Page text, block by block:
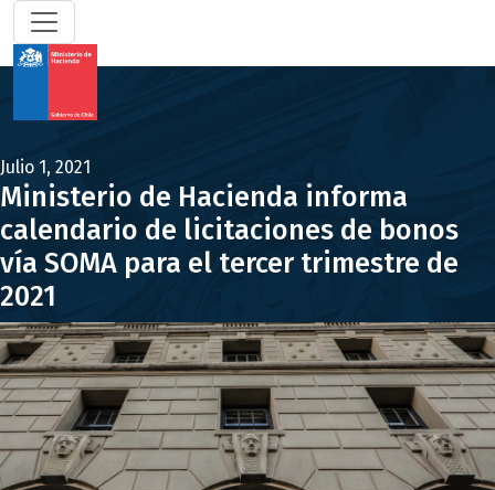
Julio 1, 2021
Ministerio de Hacienda informa
calendario de licitaciones de bonos
vía SOMA para el tercer trimestre de
2021